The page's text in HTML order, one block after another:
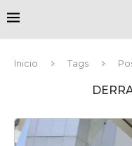
Inicio Tags